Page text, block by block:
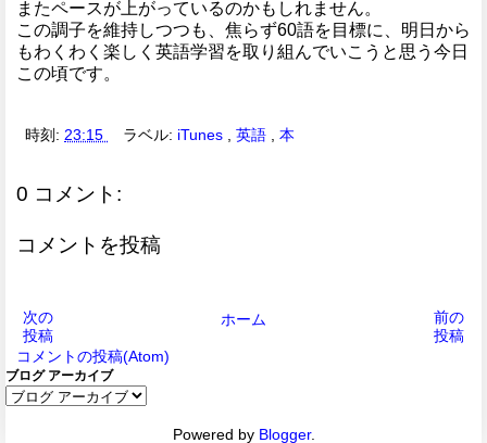
またペースが上がっているのかもしれません。
この調子を維持しつつも、焦らず60語を目標に、明日から
もわくわく楽しく英語学習を取り組んでいこうと思う今日
この頃です。
時刻: 23:15 ラベル: iTunes ,英語 ,本
0 コメント:
コメントを投稿
次の
投稿
前の
投稿
ホーム
コメントの投稿(Atom)
ブログ アーカイブ
Powered by Blogger.